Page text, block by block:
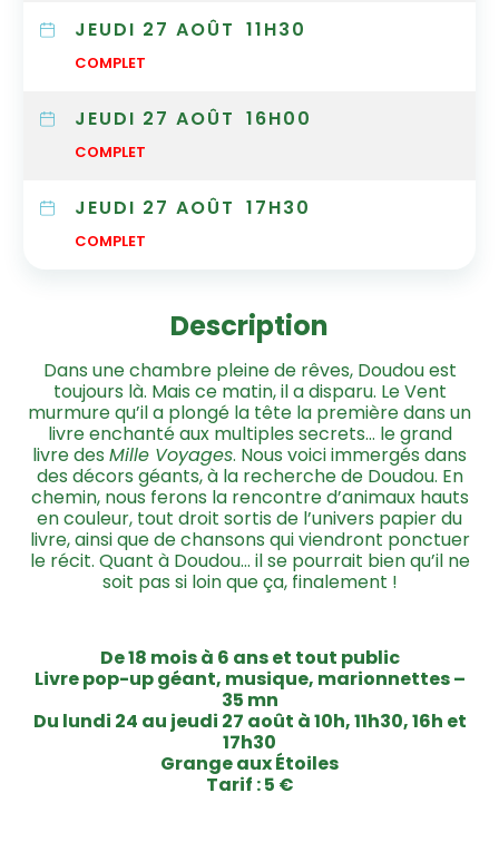
JEUDI 27 AOÛT 11H30
COMPLET
JEUDI 27 AOÛT 16H00
COMPLET
JEUDI 27 AOÛT 17H30
COMPLET
Description
Dans une chambre pleine de rêves, Doudou est
toujours là. Mais ce matin, il a disparu. Le Vent
murmure qu’il a plongé la tête la première dans un
livre enchanté aux multiples secrets… le grand
livre des Mille Voyages. Nous voici immergés dans
des décors géants, à la recherche de Doudou. En
chemin, nous ferons la rencontre d’animaux hauts
en couleur, tout droit sortis de l’univers papier du
livre, ainsi que de chansons qui viendront ponctuer
le récit. Quant à Doudou… il se pourrait bien qu’il ne
soit pas si loin que ça, finalement !
De 18 mois à 6 ans et tout public
Livre pop-up géant, musique, marionnettes –
35 mn
Du lundi 24 au jeudi 27 août à 10h, 11h30, 16h et
17h30
Grange aux Étoiles
Tarif : 5 €